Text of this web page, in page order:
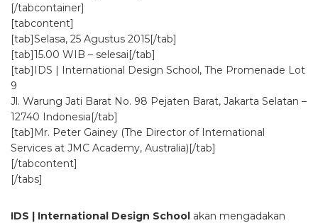
[/tabcontainer]
[tabcontent]
[tab]Selasa, 25 Agustus 2015[/tab]
[tab]15.00 WIB – selesai[/tab]
[tab]IDS | International Design School, The Promenade Lot
9
Jl. Warung Jati Barat No. 98 Pejaten Barat, Jakarta Selatan –
12740 Indonesia[/tab]
[tab]Mr. Peter Gainey (The Director of International
Services at JMC Academy, Australia)[/tab]
[/tabcontent]
[/tabs]
IDS | International Design School akan mengadakan